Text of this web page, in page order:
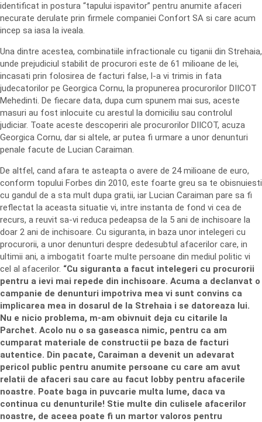
identificat in postura “tapului ispavitor” pentru anumite afaceri
necurate derulate prin firmele companiei Confort SA si care acum
incep sa iasa la iveala.
Una dintre acestea, combinatiile infractionale cu tiganii din Strehaia,
unde prejudiciul stabilit de procurori este de 61 milioane de lei,
incasati prin folosirea de facturi false, l-a vi trimis in fata
judecatorilor pe Georgica Cornu, la propunerea procurorilor DIICOT
Mehedinti. De fiecare data, dupa cum spunem mai sus, aceste
masuri au fost inlocuite cu arestul la domiciliu sau controlul
judiciar. Toate aceste descoperiri ale procurorilor DIICOT, acuza
Georgica Cornu, dar si altele, ar putea fi urmare a unor denunturi
penale facute de Lucian Caraiman.
De altfel, cand afara te asteapta o avere de 24 milioane de euro,
conform topului Forbes din 2010, este foarte greu sa te obisnuiesti
cu gandul de a sta mult dupa gratii, iar Lucian Caraiman pare sa fi
reflectat la aceasta situatie vi, intre instanta de fond vi cea de
recurs, a reuvit sa-vi reduca pedeapsa de la 5 ani de inchisoare la
doar 2 ani de inchisoare. Cu siguranta, in baza unor intelegeri cu
procurorii, a unor denunturi despre dedesubtul afacerilor care, in
ultimii ani, a imbogatit foarte multe persoane din mediul politic vi
cel al afacerilor. “Cu siguranta a facut intelegeri cu procurorii
pentru a ievi mai repede din inchisoare. Acuma a declanvat o
campanie de denunturi impotriva mea vi sunt convins ca
implicarea mea in dosarul de la Strehaia i se datoreaza lui.
Nu e nicio problema, m-am obivnuit deja cu citarile la
Parchet. Acolo nu o sa gaseasca nimic, pentru ca am
cumparat materiale de constructii pe baza de facturi
autentice. Din pacate, Caraiman a devenit un adevarat
pericol public pentru anumite persoane cu care am avut
relatii de afaceri sau care au facut lobby pentru afacerile
noastre. Poate baga in puvcarie multa lume, daca va
continua cu denunturile! Stie multe din culisele afacerilor
noastre, de aceea poate fi un martor valoros pentru